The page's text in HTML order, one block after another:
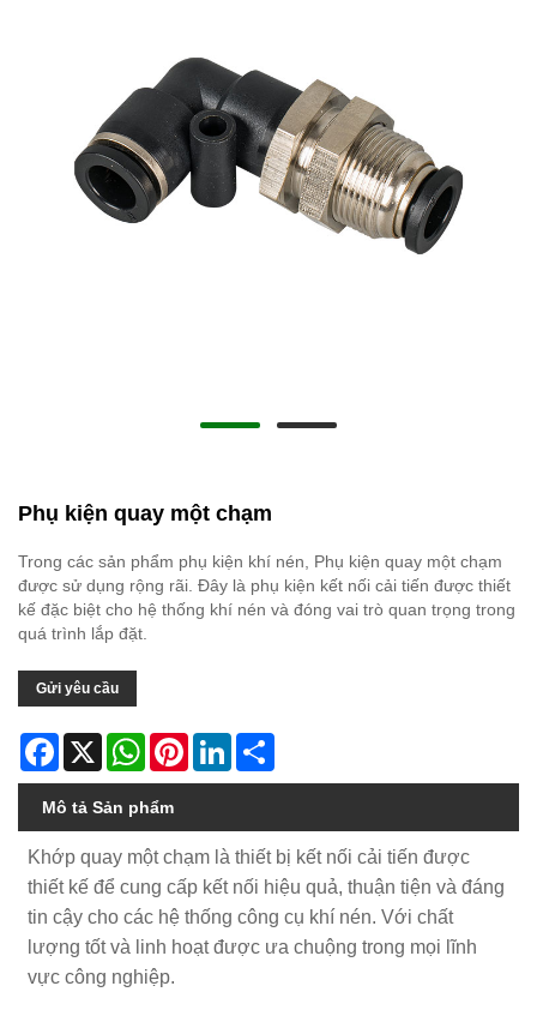
Phụ kiện quay một chạm
Trong các sản phẩm phụ kiện khí nén, Phụ kiện quay một chạm
được sử dụng rộng rãi. Đây là phụ kiện kết nối cải tiến được thiết
kế đặc biệt cho hệ thống khí nén và đóng vai trò quan trọng trong
quá trình lắp đặt.
Gửi yêu cầu
Facebook
X WhatsAppPinterestLinkedIn
Mô tả Sản phẩm
Khớp quay một chạm là thiết bị kết nối cải tiến được
thiết kế để cung cấp kết nối hiệu quả, thuận tiện và đáng
tin cậy cho các hệ thống công cụ khí nén. Với chất
lượng tốt và linh hoạt được ưa chuộng trong mọi lĩnh
vực công nghiệp.